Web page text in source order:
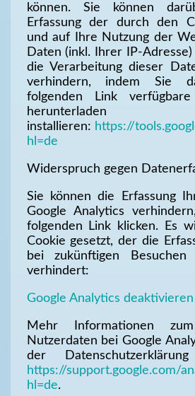
können. Sie können
Erfassung der durch den
und auf Ihre Nutzung der
Daten (inkl. Ihrer IP-
die Verarbeitung dieser
verhindern, indem Sie
folgenden Link verfügbare
installieren: https://
hl=de
Widerspruch gegen
Sie können die Erfassung
Google Analytics
folgenden Link klicken. Es
Cookie gesetzt, der die
bei zukünftigen
verhindert:
Google Analytics deaktivieren
Mehr Informationen
Nutzerdaten bei Google
der
https://support.google.com/
hl=de.